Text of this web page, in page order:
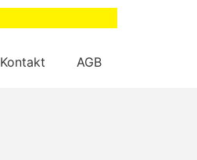
Kontakt AGB